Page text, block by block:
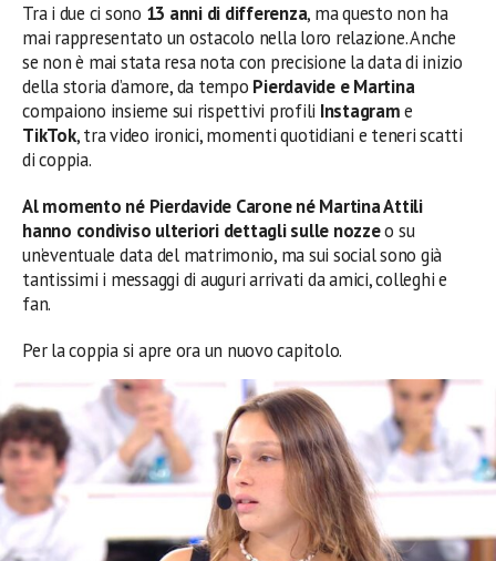
Tra i due ci sono 13 anni di differenza, ma questo non ha
mai rappresentato un ostacolo nella loro relazione. Anche
se non è mai stata resa nota con precisione la data di inizio
della storia d’amore, da tempo Pierdavide e Martina
compaiono insieme sui rispettivi profili Instagrame
TikTok, tra video ironici, momenti quotidiani e teneri scatti
di coppia.
Al momento né Pierdavide Carone né Martina Attili
hanno condiviso ulteriori dettagli sulle nozzeo su
un’eventuale data del matrimonio, ma sui social sono già
tantissimi i messaggi di auguri arrivati da amici, colleghi e
fan.
Per la coppia si apre ora un nuovo capitolo.